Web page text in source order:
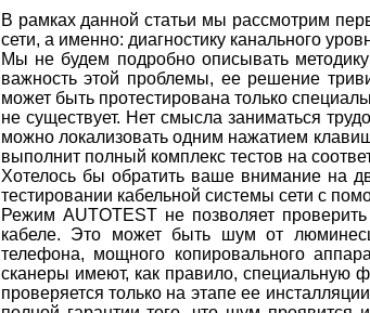
В рамках данной статьи мы рассмотрим
сети, а именно: диагностику канального
Мы не будем подробно описывать
важность этой проблемы, ее решение
может быть протестирована только
не существует. Нет смысла заниматься
можно локализовать одним нажатием
выполнит полный комплекс тестов на
Хотелось бы обратить ваше внимание на
тестировании кабельной системы сети с
Режим AUTOTEST не позволяет
кабеле. Это может быть шум от
телефона, мощного копировального
сканеры имеют, как правило, специальную
проверяется только на этапе ее